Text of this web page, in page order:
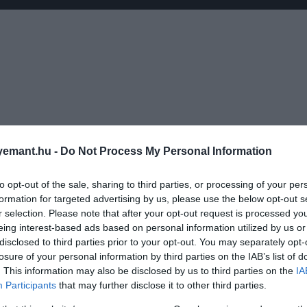
- Do Not Process My Personal Information
opt-out of the sale, sharing to third parties, or processing of your
for targeted advertising by us, please use the below opt-out
selection. Please note that after your opt-out request is processed
interest-based ads based on personal information utilized by us
to third parties prior to your opt-out. You may separately
of your personal information by third parties on the IAB’s list of
This information may also be disclosed by us to third parties on the
Participants that may further disclose it to other third parties.
Miklós-templom, amely freskóival és
században tevékenykedő Szent Miklóspüspököt – a
amely – megemelt fedelével és ferde tetejével –